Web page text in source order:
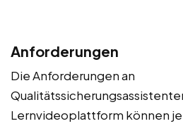
Anforderungen
Die Anforderungen an
Lernvideoplattform können